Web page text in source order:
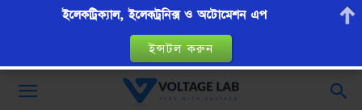
VoltageLab
ইলেকট্রিক্যাল, ইলেকট্রনিক্স ও অটোমেশন এপ
ইন্সটল করুন